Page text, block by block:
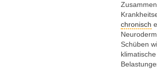
chronisch
Schüben